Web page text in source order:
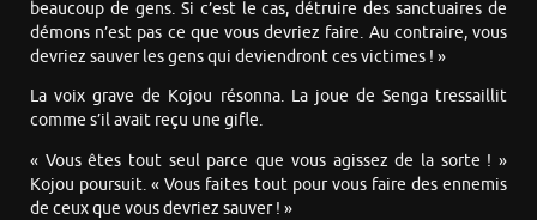
beaucoup de gens. Si c’est le cas, détruire des sanctuaires de
démons n’est pas ce que vous devriez faire. Au contraire, vous
devriez sauver les gens qui deviendront ces victimes ! »
La voix grave de Kojou résonna. La joue de Senga tressaillit
comme s’il avait reçu une gifle.
« Vous êtes tout seul parce que vous agissez de la sorte ! »
Kojou poursuit. « Vous faites tout pour vous faire des ennemis
de ceux que vous devriez sauver ! »